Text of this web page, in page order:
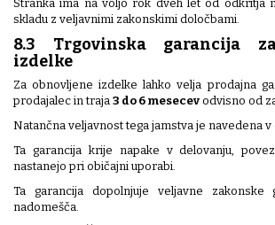
Stranka ima na voljo rok dveh let od odkritja
skladu z veljavnimi zakonskimi določbami.
8.3 Trgovinska garancija
izdelke
Za obnovljene izdelke lahko velja prodajna
prodajalec in traja 3 do 6 mesecev odvisno od
Natančna veljavnost tega jamstva je navedena v
Ta garancija krije napake v delovanju,
nastanejo pri običajni uporabi.
Ta garancija dopolnjuje veljavne
nadomešča.